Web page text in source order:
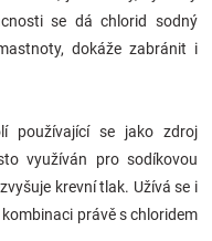
se dá chlorid sodný
dokáže zabránit i
používající se jako zdroj
využíván pro sodíkovou
krevní tlak. Užívá se i
právě s chloridem